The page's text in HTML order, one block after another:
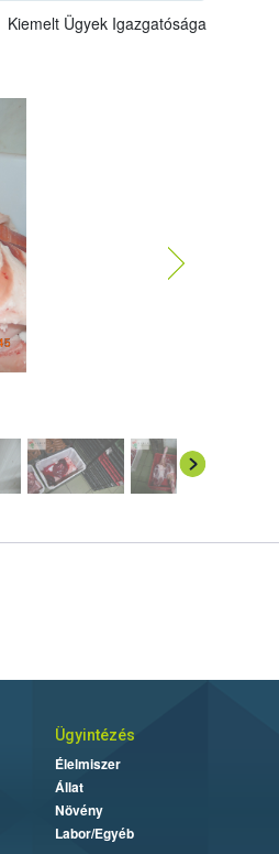
Kiemelt Ügyek Igazgatósága
Ügyintézés
Élelmiszer
Állat
Növény
Labor/Egyéb